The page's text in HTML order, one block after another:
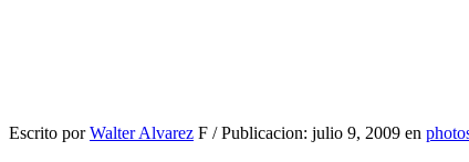
Escrito porWalter Alvarez F / Publicacion: julio 9, 2009 en